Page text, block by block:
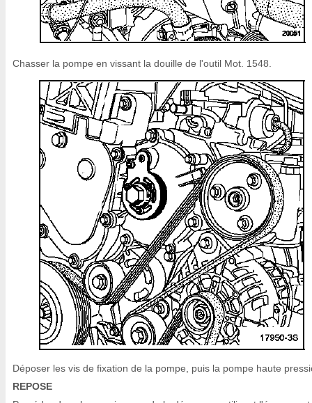
Chasser la pompe en vissant la douille de l'outil Mot. 1548.
Déposer les vis de fixation de la pompe, puis la pompe haute
REPOSE